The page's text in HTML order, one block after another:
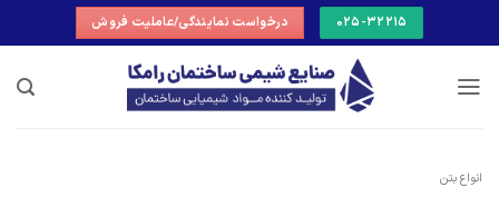
to
025-32215 درخواست نمایندگی/عاملیت فروش
انواع بتن